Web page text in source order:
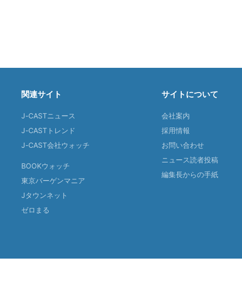
関連サイト
J-CASTニュース
J-CASTトレンド
J-CAST会社ウォッチ
BOOKウォッチ
東京バーゲンマニア
Jタウンネット
ゼロまる
サイトについて
会社案内
採用情報
お問い合わせ
ニュース読者投稿
編集長からの手紙